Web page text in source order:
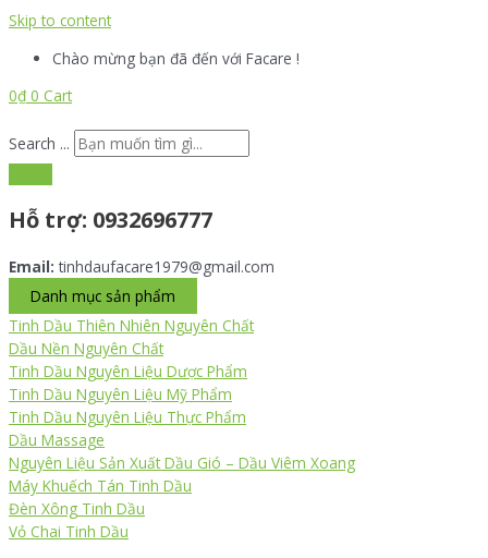
Skip to content
Chào mừng bạn đã đến với Facare !
0₫ 0 Cart
Search ...
Hỗ trợ: 0932696777
Email: tinhdaufacare1979@gmail.com
Danh mục sản phẩm
Tinh Dầu Thiên Nhiên Nguyên Chất
Dầu Nền Nguyên Chất
Tinh Dầu Nguyên Liệu Dược Phẩm
Tinh Dầu Nguyên Liệu Mỹ Phẩm
Tinh Dầu Nguyên Liệu Thực Phẩm
Dầu Massage
Nguyên Liệu Sản Xuất Dầu Gió – Dầu Viêm Xoang
Máy Khuếch Tán Tinh Dầu
Đèn Xông Tinh Dầu
Vỏ Chai Tinh Dầu